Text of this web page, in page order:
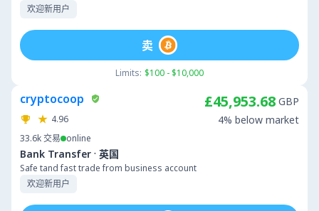
欢迎新用户
Limits: $100 - $10,000
卖
cryptocoop
4.96
33.6k交易 online
Bank Transfer · 英国
Safe tand fast trade from business account
欢迎新用户
£45,953.68 GBP
4% below market